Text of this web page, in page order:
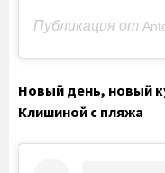
Публикация от
Новый день, новый
Клишиной с пляжа